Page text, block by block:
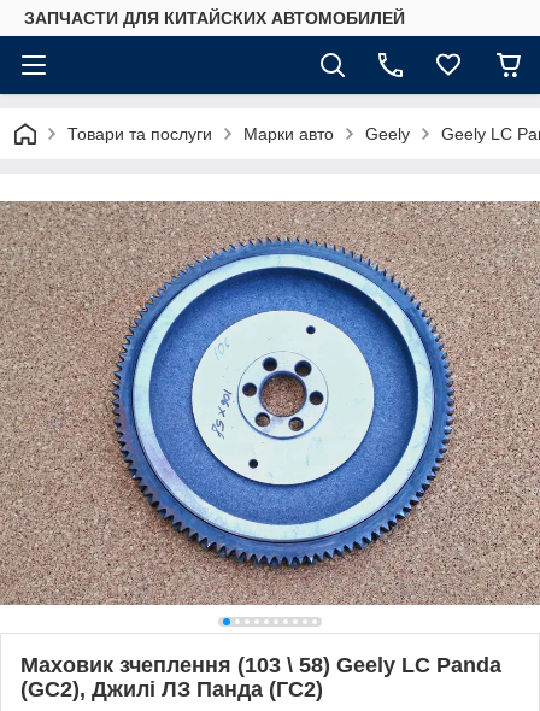
ЗАПЧАСТИ ДЛЯ КИТАЙСКИХ АВТОМОБИЛЕЙ
Товари та послуги Марки авто Geely Geely LC
Маховик зчеплення (103 \ 58) Geely LC Panda
(GC2), Джилі ЛЗ Панда (ГС2)